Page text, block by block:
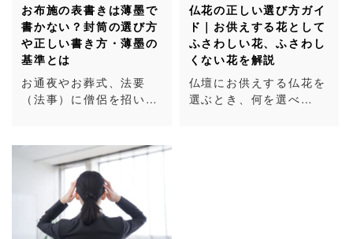
お布施の表書きは薄墨で
書かない？封筒の選び方
や正しい書き方・薄墨の
基準とは
お通夜やお葬式、法要
（法事）に僧侶を招い…
仏花の正しい選び方ガイ
ド｜お供えする花として
ふさわしい花、ふさわし
くない花を解説
仏壇にお供えする仏花を
選ぶとき、何を選べ…